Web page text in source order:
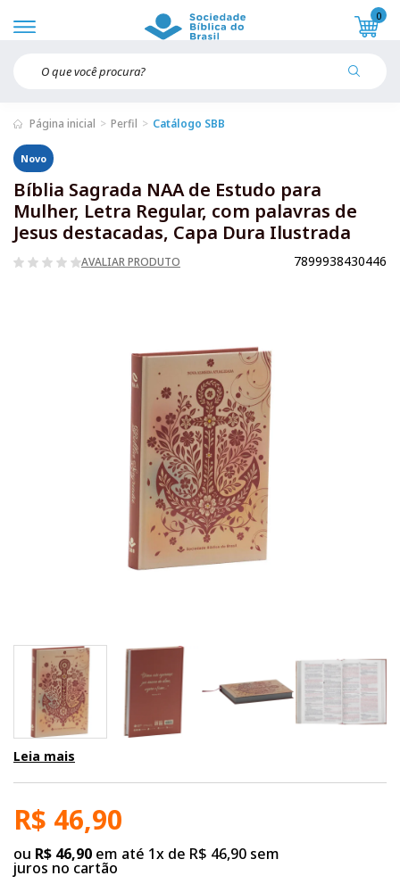
0
Página inicial Perfil Catálogo SBB
Novo
Bíblia Sagrada NAA de Estudo para
Mulher, Letra Regular, com palavras de
Jesus destacadas, Capa Dura Ilustrada
AVALIAR PRODUTO 7899938430446
Leia mais
R$ 46,90
ou R$ 46,90 em até 1x de R$ 46,90 sem
juros no cartão